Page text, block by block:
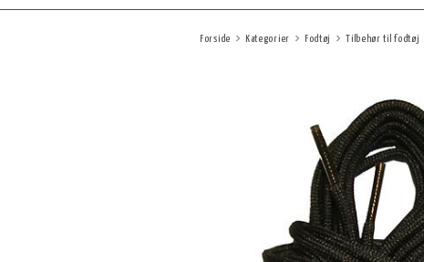
Forside Kategorier Fodtøj Tilbehør til fodtøj